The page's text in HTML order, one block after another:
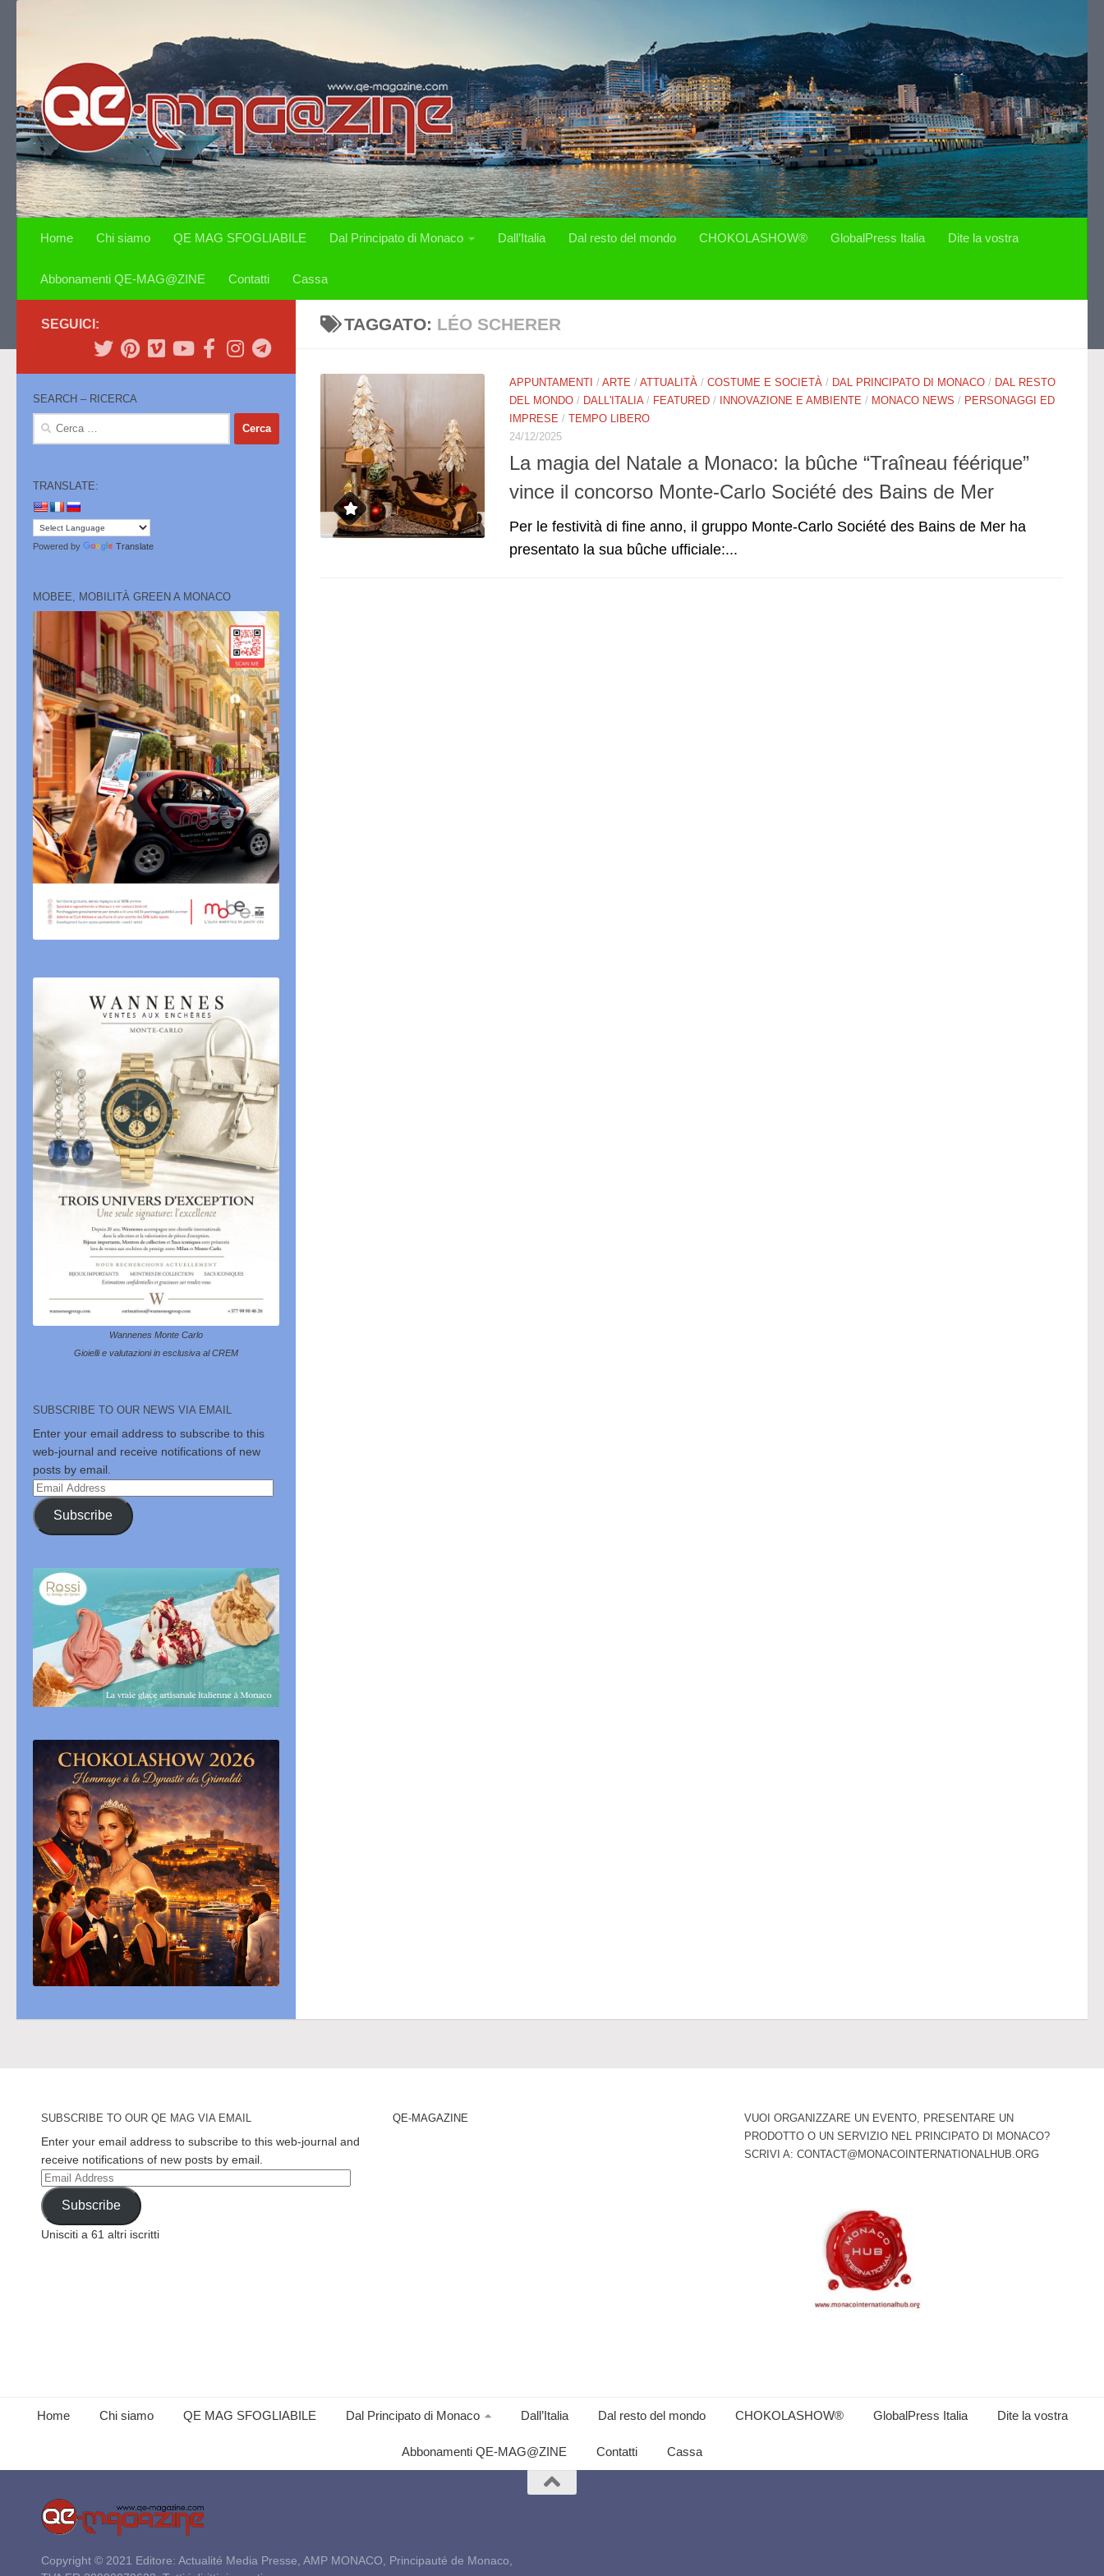
Home Chi siamo QE MAG SFOGLIABILE Dal Principato di Monaco Dall’Italia Dal resto del mondo CHOKOLASHOW® GlobalPress Italia Dite la vostra
Abbonamenti QE-MAG@ZINE Contatti Cassa
TAGGATO: LÉO SCHERER
APPUNTAMENTI / ARTE / ATTUALITÀ / COSTUME E SOCIETÀ / DAL PRINCIPATO DI MONACO / DAL RESTO
DEL MONDO / DALL'ITALIA / FEATURED / INNOVAZIONE E AMBIENTE / MONACO NEWS / PERSONAGGI ED
IMPRESE / TEMPO LIBERO
24/12/2025
La magia del Natale a Monaco: la bûche “Traîneau féérique”
vince il concorso Monte-Carlo Société des Bains de Mer
Per le festività di fine anno, il gruppo Monte-Carlo Société des Bains de Mer ha
presentato la sua bûche ufficiale:...
SEGUICI:
SEARCH – RICERCA
Ricerca
TRANSLATE:
Powered by Translate
MOBEE, MOBILITÀ GREEN A MONACO
Wannenes Monte Carlo
Gioielli e valutazioni in esclusiva al CREM
SUBSCRIBE TO OUR NEWS VIA EMAIL
Enter your email address to subscribe to this
web-journal and receive notifications of new
posts by email.
Email
Address
Subscribe
SUBSCRIBE TO OUR QE MAG VIA EMAIL
Enter your email address to subscribe to this web-journal and
receive notifications of new posts by email.
Email
Address
Subscribe
Unisciti a 61 altri iscritti
QE-MAGAZINE
VUOI ORGANIZZARE UN EVENTO, PRESENTARE UN
PRODOTTO O UN SERVIZIO NEL PRINCIPATO DI MONACO?
SCRIVI A: CONTACT@MONACOINTERNATIONALHUB.ORG
Home Chi siamo QE MAG SFOGLIABILE Dal Principato di Monaco Dall’Italia Dal resto del mondo CHOKOLASHOW® GlobalPress Italia Dite la vostra
Abbonamenti QE-MAG@ZINE Contatti Cassa
Copyright © 2021 Editore: Actualité Media Presse, AMP MONACO, Principauté de Monaco,